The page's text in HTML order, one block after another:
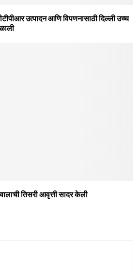
उत्पादन आणि विपणनासाठी दिल्ली उच्च
तिसरी आवृत्ती सादर केली